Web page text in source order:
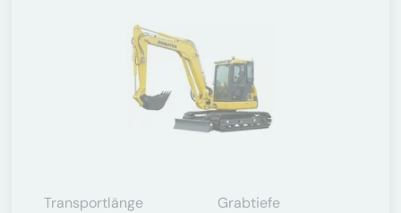
Transportlänge
Grabtiefe